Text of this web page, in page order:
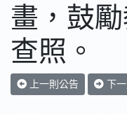
畫，鼓
查照。
上一則公告 下